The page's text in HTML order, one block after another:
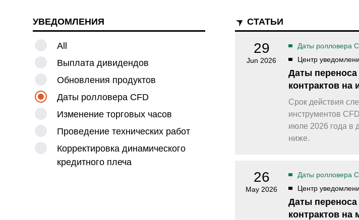
Торгуйте с умом на ведущей
платформе для построения
Копитрейдинг
ПОПУЛЯРНОЕ
Копируйте, торгуйте и
одно касание
Демо торговля
Практикуйтесь в торговле и
стратегий с помощью
Форекс VPS
Безопасный внешний сервер для
УВЕДОМЛЕНИЯ
All
Выплата дивидендов
Обновления продуктов
Даты ролловера CFD
Изменение торговых часов
Проведение технических работ
Корректировка динамического
кредитного плеча
СТАТЬИ
29
Jun 2026
Даты ролловера
Центр
Даты переноса
контрактов на
Срок действия
инструментов
июле 2026 года в
ниже.
26
May 2026
Даты ролловера
Центр
Даты переноса
контрактов на